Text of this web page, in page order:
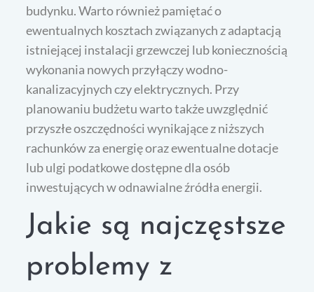
budynku. Warto również pamiętać o
ewentualnych kosztach związanych z adaptacją
istniejącej instalacji grzewczej lub koniecznością
wykonania nowych przyłączy wodno-
kanalizacyjnych czy elektrycznych. Przy
planowaniu budżetu warto także uwzględnić
przyszłe oszczędności wynikające z niższych
rachunków za energię oraz ewentualne dotacje
lub ulgi podatkowe dostępne dla osób
inwestujących w odnawialne źródła energii.
Jakie są najczęstsze
problemy z